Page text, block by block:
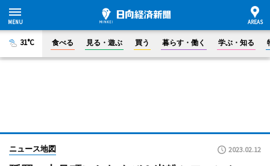
31°C 食べる 見る・遊ぶ 買う 暮らす・働く 学ぶ・知る
ニュース地図 2023.02.12